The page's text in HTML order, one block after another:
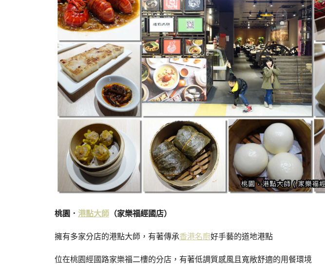
桃園． 港點大師 （家樂福經國店）
擁有多家分店的港點大師，有著傳承香港名廚好手藝的道地港點
位在桃園經國路家樂福二樓的分店，有著低調質感風且寬敞舒適的用餐環境